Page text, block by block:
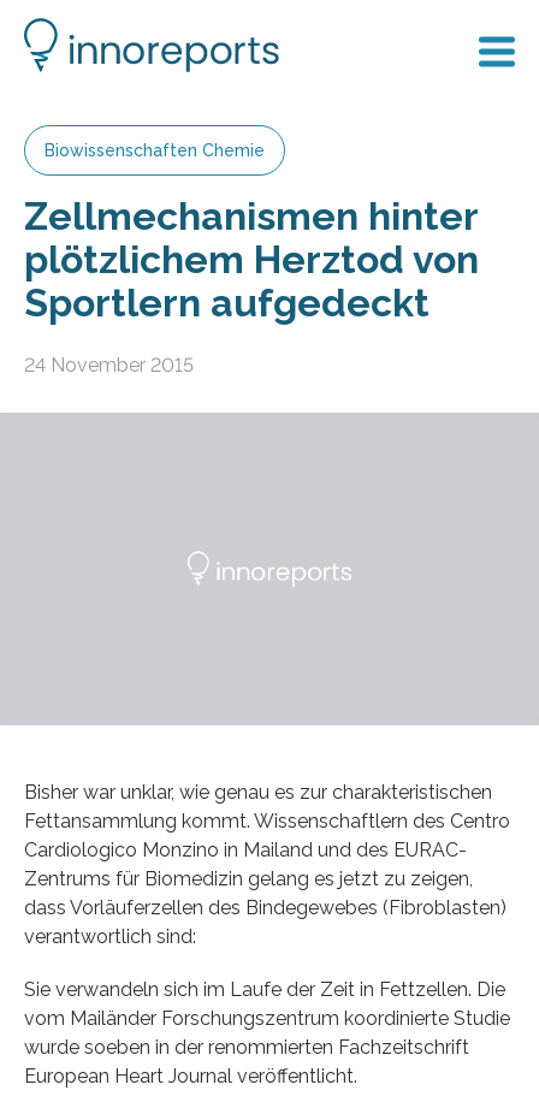
Biowissenschaften Chemie
Zellmechanismen hinter
plötzlichem Herztod von
Sportlern aufgedeckt
24 November 2015
Bisher war unklar, wie genau es zur charakteristischen
Fettansammlung kommt. Wissenschaftlern des Centro
Cardiologico Monzino in Mailand und des EURAC-
Zentrums für Biomedizin gelang es jetzt zu zeigen,
dass Vorläuferzellen des Bindegewebes (Fibroblasten)
verantwortlich sind:
Sie verwandeln sich im Laufe der Zeit in Fettzellen. Die
vom Mailänder Forschungszentrum koordinierte Studie
wurde soeben in der renommierten Fachzeitschrift
European Heart Journal veröffentlicht.